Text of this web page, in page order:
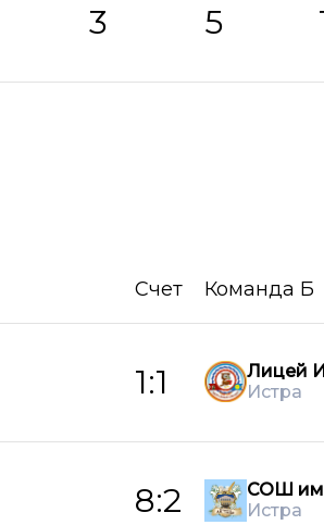
3 5
Счет Команда Б
1:1
Лицей
Истра
8:2
СОШ
Истра